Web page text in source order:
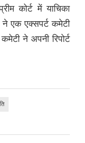
कोर्ट में याचिका
ने एक एक्सपर्ट कमेटी
ने अपनी रिपोर्ट